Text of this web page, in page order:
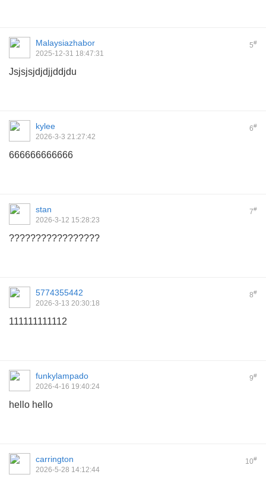
5#
Malaysiazhabor
2025-12-31 18:47:31
Jsjsjsjdjdjjddjdu
6#
kylee
2026-3-3 21:27:42
666666666666
7#
stan
2026-3-12 15:28:23
?????????????????
8#
5774355442
2026-3-13 20:30:18
111111111112
9#
funkylampado
2026-4-16 19:40:24
hello hello
10#
carrington
2026-5-28 14:12:44